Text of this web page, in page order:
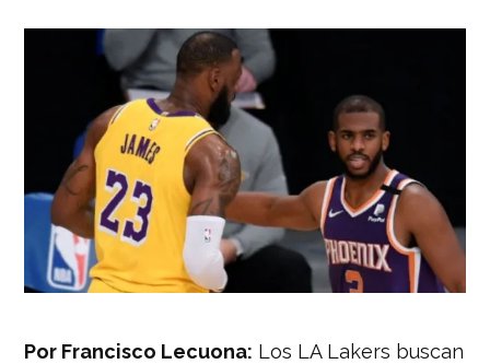
Por Francisco Lecuona: Los LA Lakers buscan